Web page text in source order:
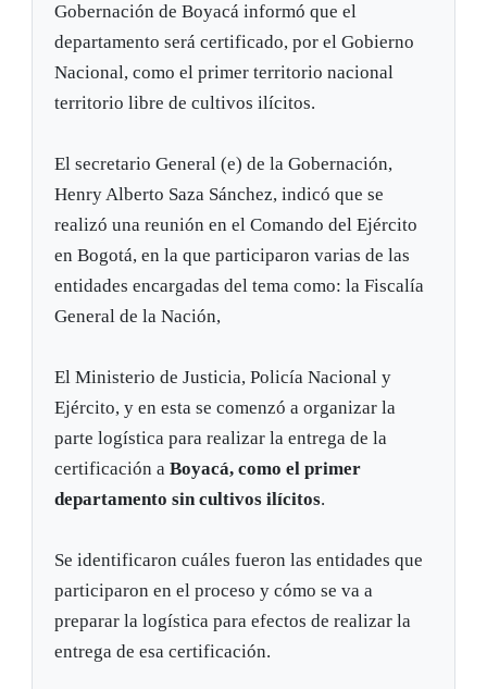
Gobernación de Boyacá informó que el
departamento será certificado, por el Gobierno
Nacional, como el primer territorio nacional
territorio libre de cultivos ilícitos.
El secretario General (e) de la Gobernación,
Henry Alberto Saza Sánchez, indicó que se
realizó una reunión en el Comando del Ejército
en Bogotá, en la que participaron varias de las
entidades encargadas del tema como: la Fiscalía
General de la Nación,
El Ministerio de Justicia, Policía Nacional y
Ejército, y en esta se comenzó a organizar la
parte logística para realizar la entrega de la
certificación aBoyacá, como el primer
departamento sin cultivos ilícitos.
Se identificaron cuáles fueron las entidades que
participaron en el proceso y cómo se va a
preparar la logística para efectos de realizar la
entrega de esa certificación.